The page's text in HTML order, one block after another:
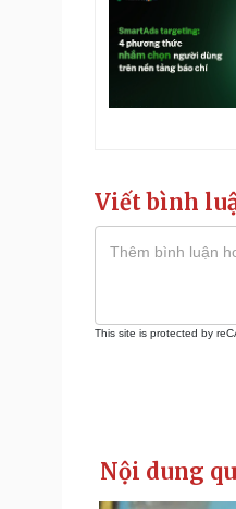
Viết bình
This site is protected by